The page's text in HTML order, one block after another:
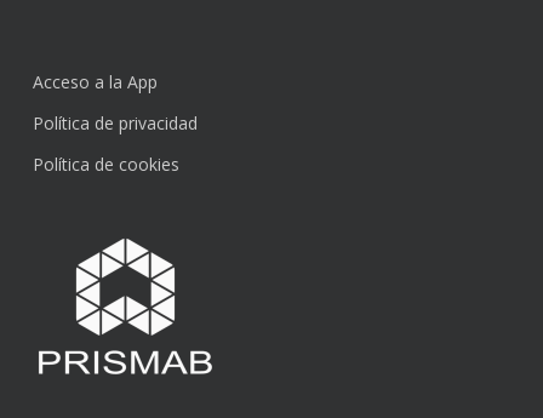
Subtotal:
Acceso a la App
Política de privacidad
Política de cookies